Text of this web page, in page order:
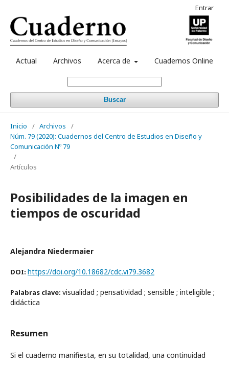
Actual Archivos Acerca de Cuadernos Online
Buscar
Entrar
Inicio / Archivos
/
Núm. 79 (2020): Cuadernos del Centro de Estudios en Diseño y
Comunicación Nº 79
/
Artículos
Posibilidades de la imagen en
tiempos de oscuridad
Alejandra Niedermaier
DOI: https://doi.org/10.18682/cdc.vi79.3682
Palabras clave: visualidad ; pensatividad ; sensible ; inteligible ;
didáctica
Resumen
Si el cuaderno manifiesta, en su totalidad, una continuidad